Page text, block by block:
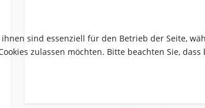
sind essenziell für den Betrieb der Seite,
zulassen möchten. Bitte beachten Sie,